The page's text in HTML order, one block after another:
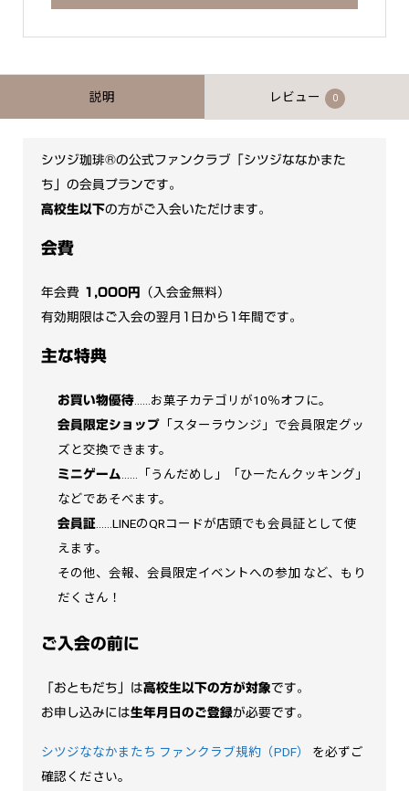
ク
ラ
と
だ
ち
（年
会
個
説明 レビュー 0
シツジ珈琲®の公式ファンクラブ「シツジななかまた
ち」の会員プランです。
高校生以下の方がご入会いただけます。
会費
年会費 1,000円
（入会金無料）
有効期限はご入会の翌月1日から1年間です。
主な特典
お買い物優待……お菓子カテゴリが10％オフに。
会員限定ショップ「スターラウンジ」で会員限定グッ
ズと交換できます。
ミニゲーム
……「うんだめし」「ひーたんクッキング」
などであそべます。
会員証
……LINEのQRコードが店頭でも会員証として使
えます。
その他、会報、会員限定イベントへの参加 など、もり
だくさん！
ご入会の前に
「おともだち」は高校生以下の方が対象です。
お申し込みには生年月日のご登録が必要です。
シツジななかまたち ファンクラブ規約（PDF）
を必ずご
確認ください。